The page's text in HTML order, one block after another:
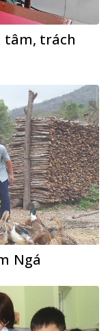
tâm, trách
Ngá